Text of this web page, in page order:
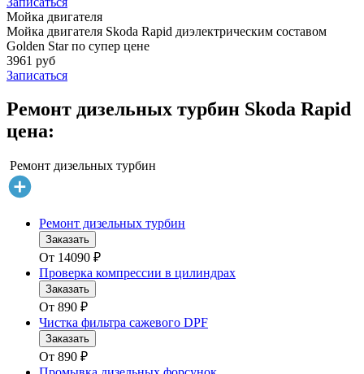
Мойка двигателя
Мойка двигателя Skoda Rapid диэлектрическим составом
Golden Star по супер цене
3961 руб
Записаться
Ремонт дизельных турбин Skoda Rapid
цена:
Ремонт дизельных турбин
Ремонт дизельных турбин
Заказать
От 14090 ₽
Проверка компрессии в цилиндрах
Заказать
От 890 ₽
Чистка фильтра сажевого DPF
Заказать
От 890 ₽